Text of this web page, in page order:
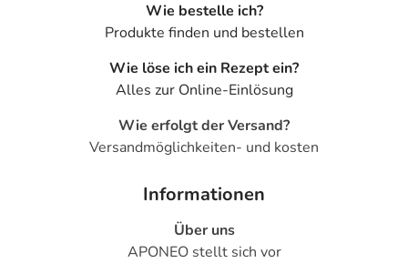
Wie bestelle ich?
Produkte finden und bestellen
Wie löse ich ein Rezept ein?
Alles zur Online-Einlösung
Wie erfolgt der Versand?
Versandmöglichkeiten- und kosten
Informationen
Über uns
APONEO stellt sich vor